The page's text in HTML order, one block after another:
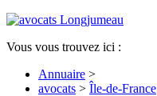
Vous vous trouvez ici :
Annuaire >
avocats > Île-de-France